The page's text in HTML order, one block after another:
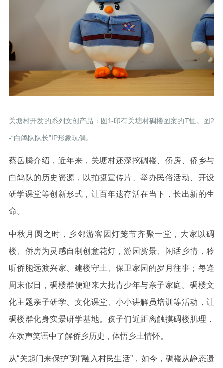
关塘村开发的系列文创产品：图1-印有关塘村碉楼图案的T恤。图2
-“白鸽队队长”IP形象玩偶。
蔡岳腾介绍，近年来，关塘村还深挖碉楼、侨房、侨乡与
白鸽队的历史资源，以拍摄宣传片、举办民俗活动、开设
研学课堂等创新形式，让百年遗存活在当下，长出新的生
命。
中秋月圆之时，乡邻游客因灯笼节齐聚一堂，大家以碉
楼、侨房为灵感自制创意花灯，游园赏景、闲话乡情，聆
听侨胞远渡兴家、建楼守土、保卫家园的岁月往事；每逢
周末假日，碉楼群便迎来大批青少年与亲子家庭。碉楼文
化主题亲子研学、文化课堂、小小讲解员培训等活动，让
碉楼群化身实景研学基地。孩子们近距离触摸碉楼肌理，
在欢声笑语中了解侨乡历史，体悟乡土情怀。
从“关起门来保护”到“融入村民生活”，如今，碉楼从静态遗